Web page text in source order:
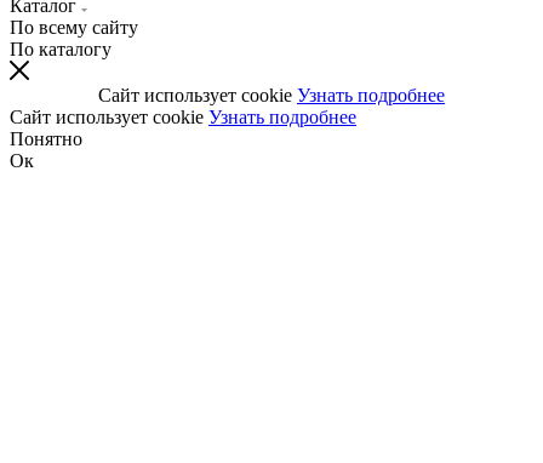
Каталог
По всему сайту
По каталогу
Сайт использует cookie Узнать подробнее
Сайт использует cookie Узнать подробнее
Понятно
Ок